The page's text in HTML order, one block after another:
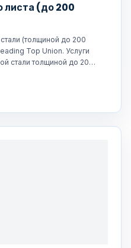
листа (до 200
(толщиной до 200
Top Union. Услуги
стали толщиной до 200